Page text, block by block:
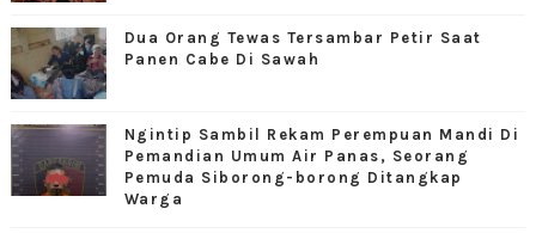
Dua Orang Tewas Tersambar Petir Saat
Panen Cabe Di Sawah
Ngintip Sambil Rekam Perempuan Mandi Di
Pemandian Umum Air Panas, Seorang
Pemuda Siborong-borong Ditangkap
Warga